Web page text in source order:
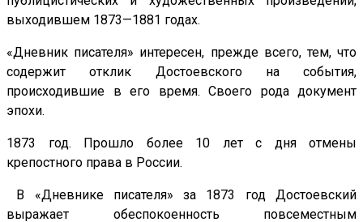
выходившем 1873—1881 годах.
«Дневник писателя» интересен, прежде всего, тем, что
содержит отклик Достоевского на события,
происходившие в его время. Своего рода документ
эпохи.
1873 год. Прошло более 10 лет с дня отмены
крепостного права в России.
В «Дневнике писателя» за 1873 год Достоевский
выражает обеспокоенность повсеместным